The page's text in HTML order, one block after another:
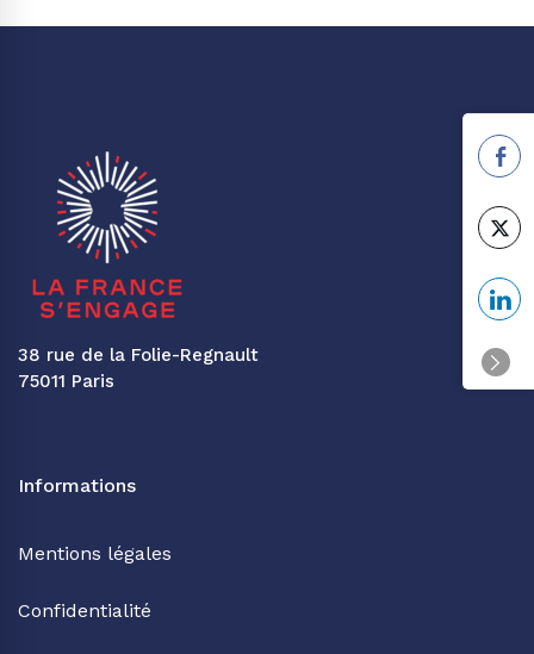
38 rue de la Folie-Regnault
75011 Paris
Informations
Mentions légales
Confidentialité